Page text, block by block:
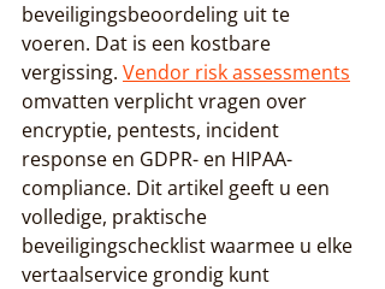
beveiligingsbeoordeling uit te
voeren. Dat is een kostbare
vergissing. Vendor risk assessments
omvatten verplicht vragen over
encryptie, pentests, incident
response en GDPR- en HIPAA-
compliance. Dit artikel geeft u een
volledige, praktische
beveiligingschecklist waarmee u elke
vertaalservice grondig kunt